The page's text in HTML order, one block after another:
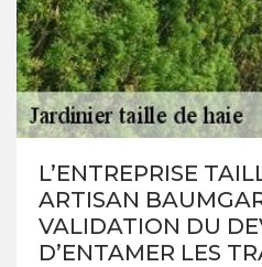
L’ENTREPRISE
ARTISAN
VALIDATION DU
D’ENTAMER LES